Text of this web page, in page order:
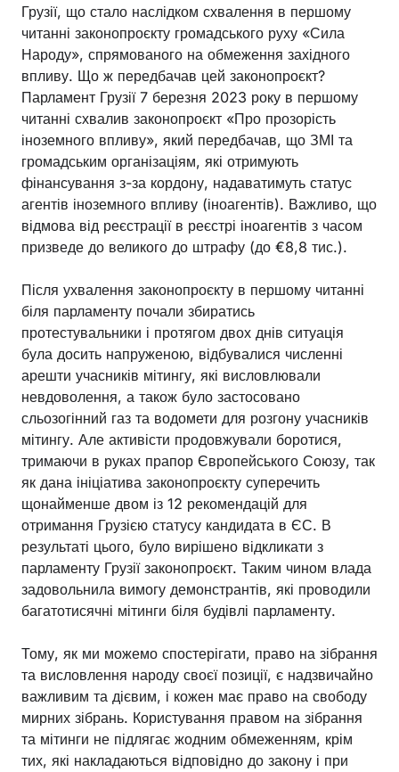
Грузії, що стало наслідком схвалення в першому
читанні законопроєкту громадського руху «Сила
Народу», спрямованого на обмеження західного
впливу. Що ж передбачав цей законопроєкт?
Парламент Грузії 7 березня 2023 року в першому
читанні схвалив законопроєкт «Про прозорість
іноземного впливу», який передбачав, що ЗМІ та
громадським організаціям, які отримують
фінансування з-за кордону, надаватимуть статус
агентів іноземного впливу (іноагентів). Важливо, що
відмова від реєстрації в реєстрі іноагентів з часом
призведе до великого до штрафу (до €8,8 тис.).
Після ухвалення законопроєкту в першому читанні
біля парламенту почали збиратись
протестувальники і протягом двох днів ситуація
була досить напруженою, відбувалися численні
арешти учасників мітингу, які висловлювали
невдоволення, а також було застосовано
сльозогінний газ та водомети для розгону учасників
мітингу. Але активісти продовжували боротися,
тримаючи в руках прапор Європейського Союзу, так
як дана ініціатива законопроєкту суперечить
щонайменше двом із 12 рекомендацій для
отримання Грузією статусу кандидата в ЄС. В
результаті цього, було вирішено відкликати з
парламенту Грузії законопроєкт. Таким чином влада
задовольнила вимогу демонстрантів, які проводили
багатотисячні мітинги біля будівлі парламенту.
Тому, як ми можемо спостерігати, право на зібрання
та висловлення народу своєї позиції, є надзвичайно
важливим та дієвим, і кожен має право на свободу
мирних зібрань. Користування правом на зібрання
та мітинги не підлягає жодним обмеженням, крім
тих, які накладаються відповідно до закону і при